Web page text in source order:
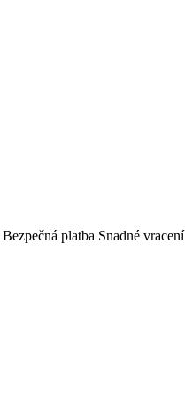
Bezpečná platba Snadné vracení